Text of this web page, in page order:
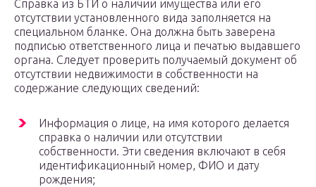
Справка из БТИ о наличии имущества или его
отсутствии установленного вида заполняется на
специальном бланке. Она должна быть заверена
подписью ответственного лица и печатью выдавшего
органа. Следует проверить получаемый документ об
отсутствии недвижимости в собственности на
содержание следующих сведений:
Информация о лице, на имя которого делается
справка о наличии или отсутствии
собственности. Эти сведения включают в себя
идентификационный номер, ФИО и дату
рождения;